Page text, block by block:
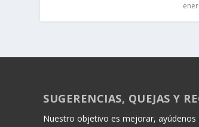
SUGERENCIAS, QUEJAS Y
Nuestro objetivo es mejorar, ayúdenos